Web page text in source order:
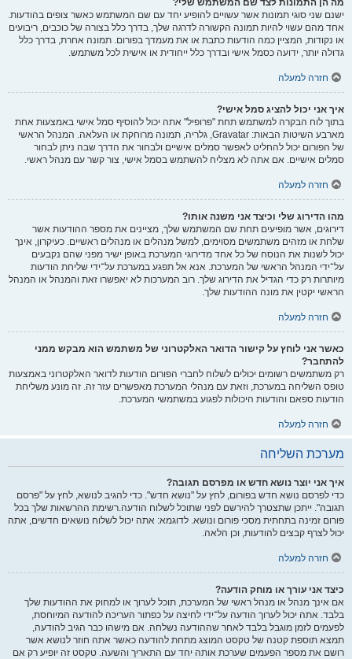
מה הן התמונות לצד שם המשתמש שלי?
ישנם שני סוגי תמונות אשר עשויים להופיע יחד עם שם המשתמש כאשר צופים בהודעות.
אחד מהם עשוי להיות תמונה הקשורה לדרגה שלך, בדרך כלל בצורה של כוכבים, ריבועים
או נקודות, המציין כמה הודעות כתבת או את מעמדך בפורום. תמונה אחרת, בדרך כלל
גדולה יותר, ידועה כסמל אישי ובדרך כלל ייחודית או אישית לכל משתמש.
חזרה למעלה
איך אני יכול להציג סמל אישי?
בתוך לוח הבקרה למשתמש תחת "פרופיל" אתה יכול להוסיף סמל אישי באמצעות אחת
מארבע השיטות הבאות: Gravatar, גלריה, תמונה מרוחקת או העלאה. המנהל הראשי
של הפורום יכול להחליט לאפשר סמלים אישיים ולבחור את הדרך שבה ניתן לבחור
סמלים אישיים. אם אתה לא מצליח להשתמש בסמל אישי, צור קשר עם מנהל ראשי.
חזרה למעלה
מהו הדירוג שלי וכיצד אני משנה אותו?
דירוגים, אשר מופיעים תחת שם המשתמש שלך, מציינים את מספר ההודעות אשר
שלחת או מזהים משתמשים מסוימים, למשל מנהלים או מנהלים ראשיים. כעיקרון, אינך
יכול לשנות את הנוסח של כל אחד מדירוגי המערכת באופן ישיר מפני שהם נקבעים
על־ידי המנהל הראשי של המערכת. אנא אל תפגע במערכת על־ידי שליחת הודעות
מיותרות רק כדי הגדיל את הדירוג שלך. רוב המערכות לא יאפשרו זאת והמנהל או המנהל
הראשי יקטין את מונה ההודעות שלך.
חזרה למעלה
כאשר אני לוחץ על קישור הדואר האלקטרוני של משתמש הוא מבקש ממני
להתחבר?
רק משתמשים רשומים יכולים לשלוח לחברי הפורום הודעות לדואר האלקטרוני באמצעות
טופס השליחה במערכת, וזאת עם מנהלי המערכת מאפשרים עזר זה. זה מונע משליחת
הודעות ספאם והודעות היכולות לפגוע במשתמשי המערכת.
חזרה למעלה
מערכת השליחה
איך אני יוצר נושא חדש או מפרסם תגובה?
כדי לפרסם נושא חדש בפורום, לחץ על "נושא חדש". כדי להגיב לנושא, לחץ על "פרסם
תגובה". ייתכן שתצטרך להירשם לפני שתוכל לשלוח הודעה.רשימת ההרשאות שלך בכל
פורום זמינה בתחתית מסכי פורום ונושא. לדוגמא: אתה יכול לשלוח נושאים חדשים, אתה
יכול לצרף קבצים להודעות, וכן הלאה.
חזרה למעלה
כיצד אני עורך או מוחק הודעה?
אם אינך מנהל או מנהל ראשי של המערכת, תוכל לערוך או למחוק את ההודעות שלך
בלבד. אתה יכול לערוך הודעה על־ידי לחיצה על כפתור העריכה להודעה המיוחסת,
לפעמים לזמן מוגבל בלבד לאחר שההודעה נשלחה. אם מישהו כבר הגיב להודעה,
תמצא תוספת קטנה של טקסט המוצג מתחת להודעה כאשר אתה חוזר לנושא אשר
רושם את מספר הפעמים שערכת אותה יחד עם התאריך והשעה. טקסט זה יופיע רק אם